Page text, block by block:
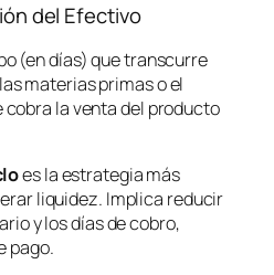
del Efectivo
(en días) que transcurre
materias primas o el
la venta del producto
es la estrategia más
liquidez. Implica reducir
y los días de cobro,
pago.